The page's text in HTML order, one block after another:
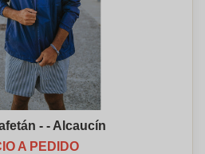
- - Alcaucín
A PEDIDO